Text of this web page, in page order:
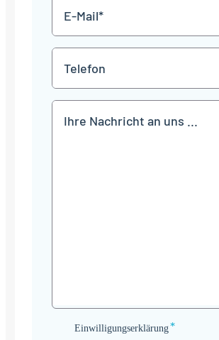
Mail
*
Einwilligungserklärung
Einwilligungserklärung*